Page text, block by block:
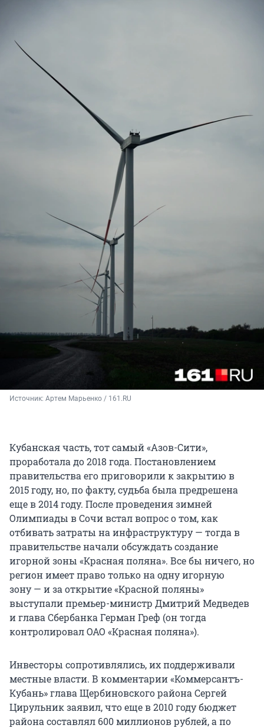
Источник: Артем Марьенко / 161.RU
Кубанская часть, тот самый «Азов-Сити»,
проработала до 2018 года. Постановлением
правительства его приговорили к закрытию в
2015 году, но, по факту, судьба была предрешена
еще в 2014 году. После проведения зимней
Олимпиады в Сочи встал вопрос о том, как
отбивать затраты на инфраструктуру — тогда в
правительстве начали обсуждать создание
игорной зоны «Красная поляна». Все бы ничего, но
регион имеет право только на одну игорную
зону — и за открытие «Красной поляны»
выступали премьер-министр Дмитрий Медведев
и глава Сбербанка Герман Греф (он тогда
контролировал ОАО «Красная поляна»).
Инвесторы сопротивлялись, их поддерживали
местные власти. В комментарии «Коммерсантъ-
Кубань» глава Щербиновского района Сергей
Цирульник заявил, что еще в 2010 году бюджет
района составлял 600 миллионов рублей, а по